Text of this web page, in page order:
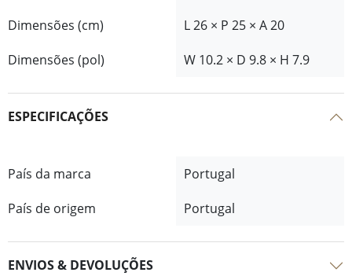
Dimensões (cm)
L 26 × P 25 × A 20
Dimensões (pol)
W 10.2 × D 9.8 × H 7.9
ESPECIFICAÇÕES
País da marca
Portugal
País de origem
Portugal
ENVIOS & DEVOLUÇÕES